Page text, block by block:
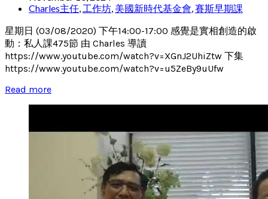
Charles主任, 工作坊, 美國新時代基金會,賽斯早期課
星期日 (03/08/2020) 下午14:00-17:00 感覺是實相創造的啟
動：私人課475節 由 Charles 導讀
https://www.youtube.com/watch?v=XGnJ2UhiZtw 下集
https://www.youtube.com/watch?v=u5ZeBy9uUfw
Read more